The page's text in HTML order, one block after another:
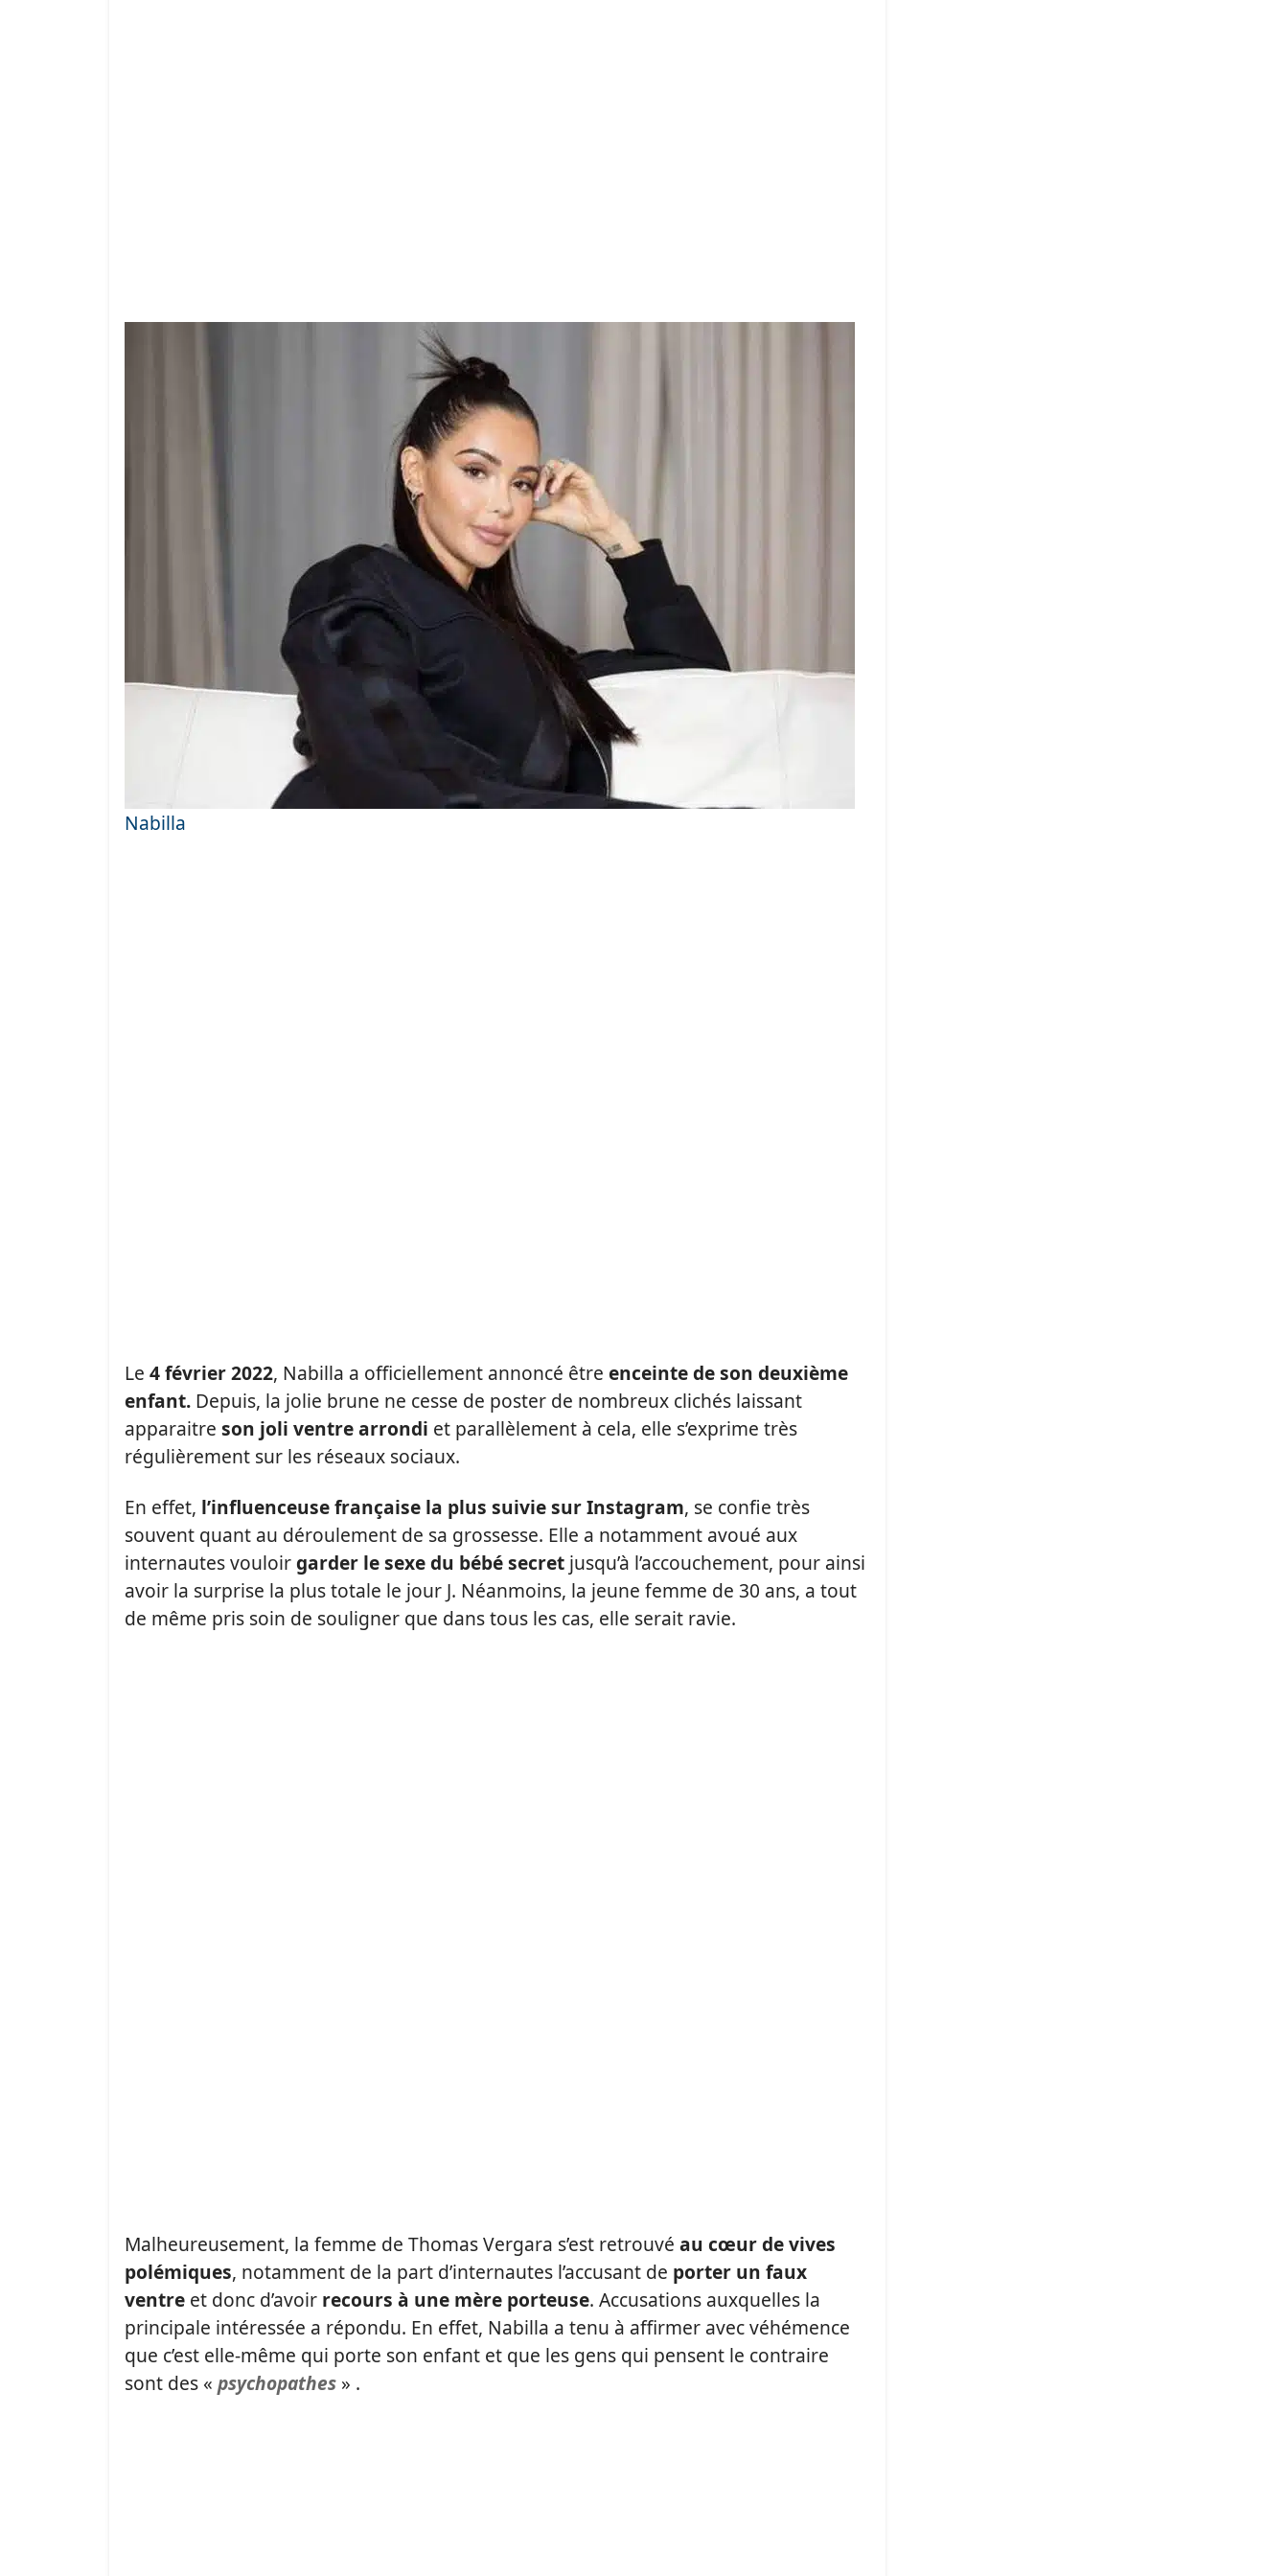
Nabilla
Le 4 février 2022, Nabilla a officiellement annoncé être enceinte de son deuxième
enfant. Depuis, la jolie brune ne cesse de poster de nombreux clichés laissant
apparaitre son joli ventre arrondi et parallèlement à cela, elle s’exprime très
régulièrement sur les réseaux sociaux.
En effet, l’influenceuse française la plus suivie sur Instagram, se confie très
souvent quant au déroulement de sa grossesse. Elle a notamment avoué aux
internautes vouloirgarder le sexe du bébé secret jusqu’à l’accouchement, pour ainsi
avoir la surprise la plus totale le jour J. Néanmoins, la jeune femme de 30 ans, a tout
de même pris soin de souligner que dans tous les cas, elle serait ravie.
Malheureusement, la femme de Thomas Vergara s’est retrouvé au cœur de vives
polémiques, notamment de la part d’internautes l’accusant de porter un faux
ventre et donc d’avoir recours à une mère porteuse. Accusations auxquelles la
principale intéressée a répondu. En effet, Nabilla a tenu à affirmer avec véhémence
que c’est elle-même qui porte son enfant et que les gens qui pensent le contraire
sont des « psychopathes » .